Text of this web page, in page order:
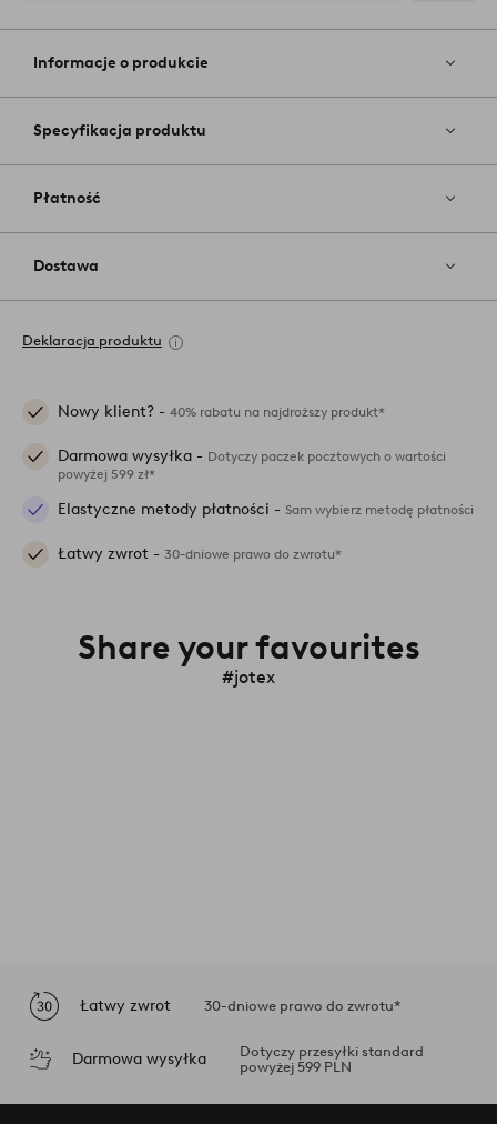
do
Informacje o produkcie
Specyfikacja produktu
Płatność
Dostawa
Deklaracja produktu
Nowy klient? - 40% rabatu na najdroższy produkt*
Darmowa wysyłka - Dotyczy paczek pocztowych o wartości
powyżej 599 zł*
Elastyczne metody płatności - Sam wybierz metodę płatności
Łatwy zwrot - 30-dniowe prawo do zwrotu*
Share your favourites
#jotex
Łatwy zwrot 30-dniowe prawo do zwrotu*
Darmowa wysyłka
Dotyczy przesyłki standard
powyżej 599 PLN